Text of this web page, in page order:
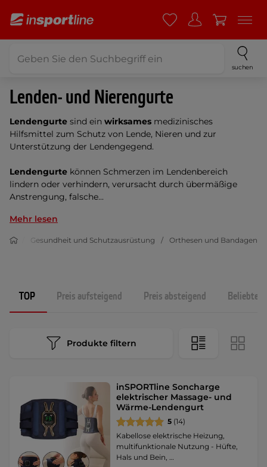
suchen
Lenden- und Nierengurte
Lendengurte sind ein wirksames medizinisches
Hilfsmittel zum Schutz von Lende, Nieren und zur
Unterstützung der Lendengegend.
Lendengurte können Schmerzen im Lendenbereich
lindern oder verhindern, verursacht durch übermäßige
Anstrengung, falsche...
Mehr lesen
Gesundheit und Schutzausrüstung Orthesen und Bandagen
TOP Preis aufsteigend Preis absteigend
Produkte filtern
inSPORTline Soncharge
elektrischer Massage- und
Wärme-Lendengurt
5 (14)
Kabellose elektrische Heizung,
multifunktionale Nutzung - Hüfte,
Hals und Bein, …